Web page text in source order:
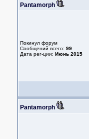
Pantamorph
Покинул форум
Сообщений всего: 99
Дата рег-ции: Июнь 2015
Pantamorph